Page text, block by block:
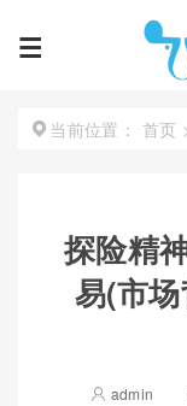
当前位置： 首页
探险精
易(市
admin